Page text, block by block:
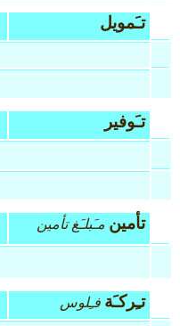
تـَمويل
تـَوفير
تأمين مـَبلـَغ تأمين
تـِركـَة فـِلوس